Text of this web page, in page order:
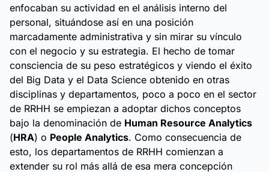
enfocaban su actividad en el análisis interno del
personal, situándose así en una posición
marcadamente administrativa y sin mirar su vínculo
con el negocio y su estrategia. El hecho de tomar
consciencia de su peso estratégicos y viendo el éxito
del Big Data y el Data Science obtenido en otras
disciplinas y departamentos, poco a poco en el sector
de RRHH se empiezan a adoptar dichos conceptos
bajo la denominación de Human Resource Analytics
(HRA) o People Analytics. Como consecuencia de
esto, los departamentos de RRHH comienzan a
extender su rol más allá de esa mera concepción